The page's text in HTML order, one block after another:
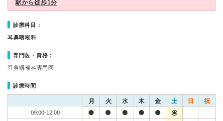
駅から徒歩1分
診療科目：
耳鼻咽喉科
専門医・資格：
耳鼻咽喉科専門医
診療時間
月 火 水 木 金 土 日 祝
09:00-12:00